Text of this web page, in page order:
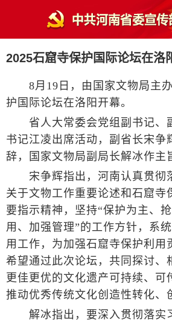
2025石窟寺保护国际论坛在洛
8月19日，由国家文物局主办
护国际论坛在洛阳开幕。
省人大常委会党组副书记、
书记江凌出席活动，副省长宋争
辞，国家文物局副局长解冰作主
宋争辉指出，河南认真贯彻
关于文物工作重要论述和石窟寺
要指示精神，坚持“保护为主、
用、加强管理”的工作方针，系
用工作，为加强石窟寺保护利用
希望通过此次论坛，共同探讨、
更佳更优的文化遗产可持续、可
推动优秀传统文化创造性转化、
解冰指出，要深入贯彻落实